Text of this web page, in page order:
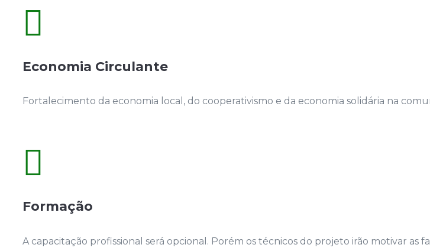

Economia Circulante
Fortalecimento da economia local, do cooperativismo e da economia solidária na

Formação
A capacitação profissional será opcional. Porém os técnicos do projeto irão motivar as